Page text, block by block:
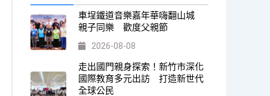
車埕鐵道音樂嘉年華嗨翻山城
親子同樂 歡度父親節
2026-08-08
走出國門親身探索！新竹市深化
國際教育多元出訪 打造新世代
全球公民